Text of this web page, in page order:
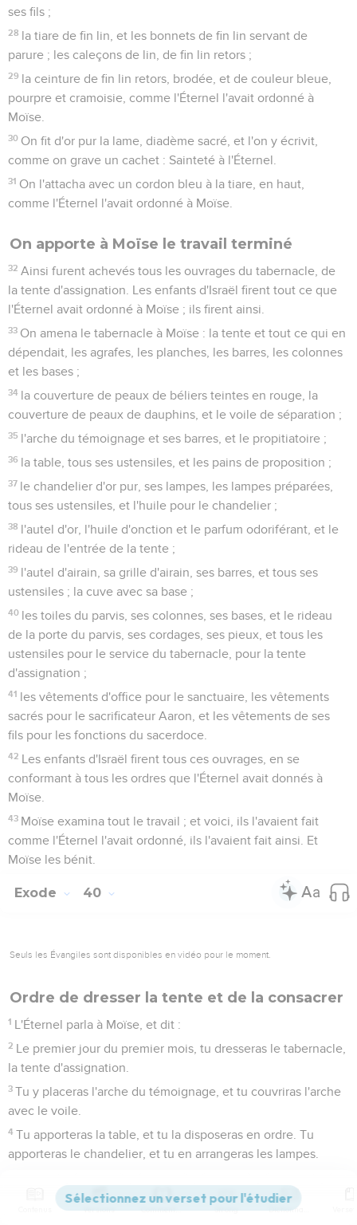
ses fils ;
28 la tiare de fin lin, et les bonnets de fin lin servant de
parure ; les caleçons de lin, de fin lin retors ;
29 la ceinture de fin lin retors, brodée, et de couleur bleue,
pourpre et cramoisie, comme l'Éternel l'avait ordonné à
Moïse.
30 On fit d'or pur la lame, diadème sacré, et l'on y écrivit,
comme on grave un cachet : Sainteté à l'Éternel.
31 On l'attacha avec un cordon bleu à la tiare, en haut,
comme l'Éternel l'avait ordonné à Moïse.
On apporte à Moïse le travail terminé
32 Ainsi furent achevés tous les ouvrages du tabernacle, de
la tente d'assignation. Les enfants d'Israël firent tout ce que
l'Éternel avait ordonné à Moïse ; ils firent ainsi.
33 On amena le tabernacle à Moïse : la tente et tout ce qui en
dépendait, les agrafes, les planches, les barres, les colonnes
et les bases ;
34 la couverture de peaux de béliers teintes en rouge, la
couverture de peaux de dauphins, et le voile de séparation ;
35 l'arche du témoignage et ses barres, et le propitiatoire ;
36 la table, tous ses ustensiles, et les pains de proposition ;
37 le chandelier d'or pur, ses lampes, les lampes préparées,
tous ses ustensiles, et l'huile pour le chandelier ;
38 l'autel d'or, l'huile d'onction et le parfum odoriférant, et le
rideau de l'entrée de la tente ;
39 l'autel d'airain, sa grille d'airain, ses barres, et tous ses
ustensiles ; la cuve avec sa base ;
40 les toiles du parvis, ses colonnes, ses bases, et le rideau
de la porte du parvis, ses cordages, ses pieux, et tous les
ustensiles pour le service du tabernacle, pour la tente
d'assignation ;
41 les vêtements d'office pour le sanctuaire, les vêtements
sacrés pour le sacrificateur Aaron, et les vêtements de ses
fils pour les fonctions du sacerdoce.
42 Les enfants d'Israël firent tous ces ouvrages, en se
conformant à tous les ordres que l'Éternel avait donnés à
Moïse.
43 Moïse examina tout le travail ; et voici, ils l'avaient fait
comme l'Éternel l'avait ordonné, ils l'avaient fait ainsi. Et
Moïse les bénit.
Exode 40
Seuls les Évangiles sont disponibles en vidéo pour le moment.
Ordre de dresser la tente et de la consacrer
1 L'Éternel parla à Moïse, et dit :
2 Le premier jour du premier mois, tu dresseras le tabernacle,
la tente d'assignation.
3 Tu y placeras l'arche du témoignage, et tu couvriras l'arche
avec le voile.
4 Tu apporteras la table, et tu la disposeras en ordre. Tu
apporteras le chandelier, et tu en arrangeras les lampes.
témoignage, et tu mettras le rideau à l'entrée du tabernacle.
Versions Commentaires Strong